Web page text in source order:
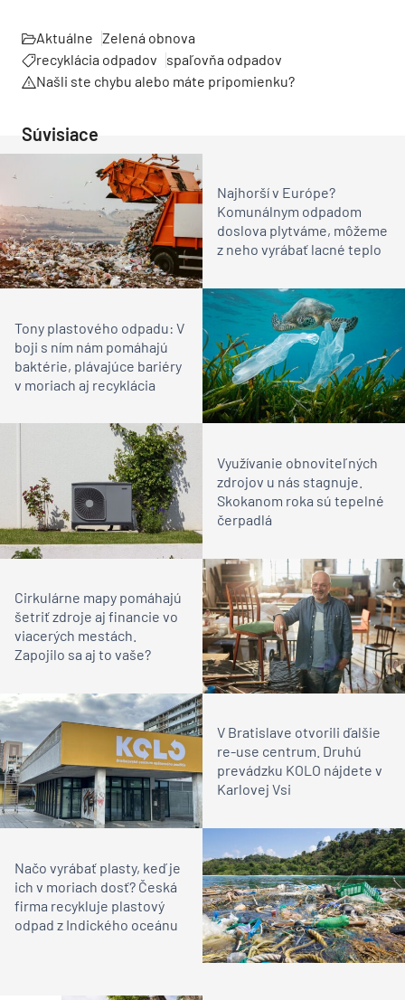
Aktuálne Zelená obnova
recyklácia odpadov
spaľovňa odpadov
Našli ste chybu alebo máte pripomienku?
Súvisiace
Najhorší v Európe?
Komunálnym odpadom
doslova plytváme, môžeme
z neho vyrábať lacné teplo
Tony plastového odpadu: V
boji s ním nám pomáhajú
baktérie, plávajúce bariéry
v moriach aj recyklácia
Využívanie obnoviteľných
zdrojov u nás stagnuje.
Skokanom roka sú tepelné
čerpadlá
Cirkulárne mapy pomáhajú
šetriť zdroje aj financie vo
viacerých mestách.
Zapojilo sa aj to vaše?
V Bratislave otvorili ďalšie
re-use centrum. Druhú
prevádzku KOLO nájdete v
Karlovej Vsi
Načo vyrábať plasty, keď je
ich v moriach dosť? Česká
firma recykluje plastový
odpad z Indického oceánu